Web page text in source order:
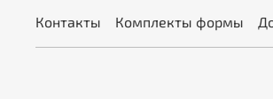
Контакты Комплекты формы